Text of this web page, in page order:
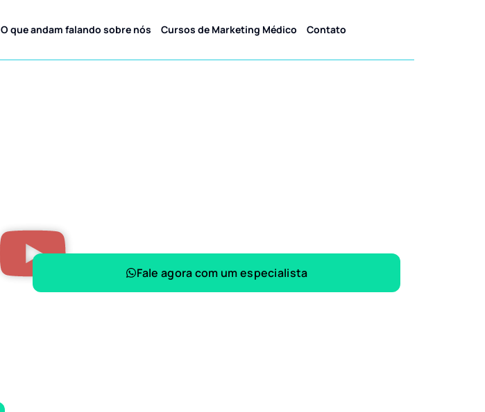
O que andam falando sobre nós Cursos de Marketing Médico Contato
Fale agora com um especialista